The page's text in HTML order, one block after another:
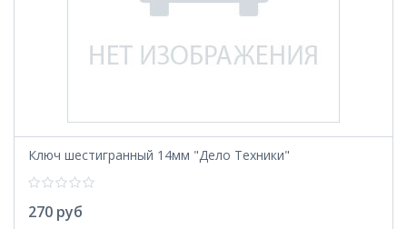
Ключ шестигранный 14мм "Дело Техники"
270 руб